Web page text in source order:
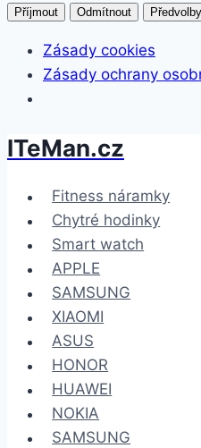
Příjmout Odmítnout Předvolby
Zásady cookies
Zásady ochrany
Přeskočit
obsah
ITeMan.cz
Fitness náramky
Chytré hodinky
Smart watch
APPLE
SAMSUNG
XIAOMI
ASUS
HONOR
HUAWEI
NOKIA
SAMSUNG